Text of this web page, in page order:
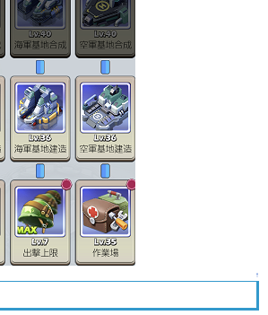
↑